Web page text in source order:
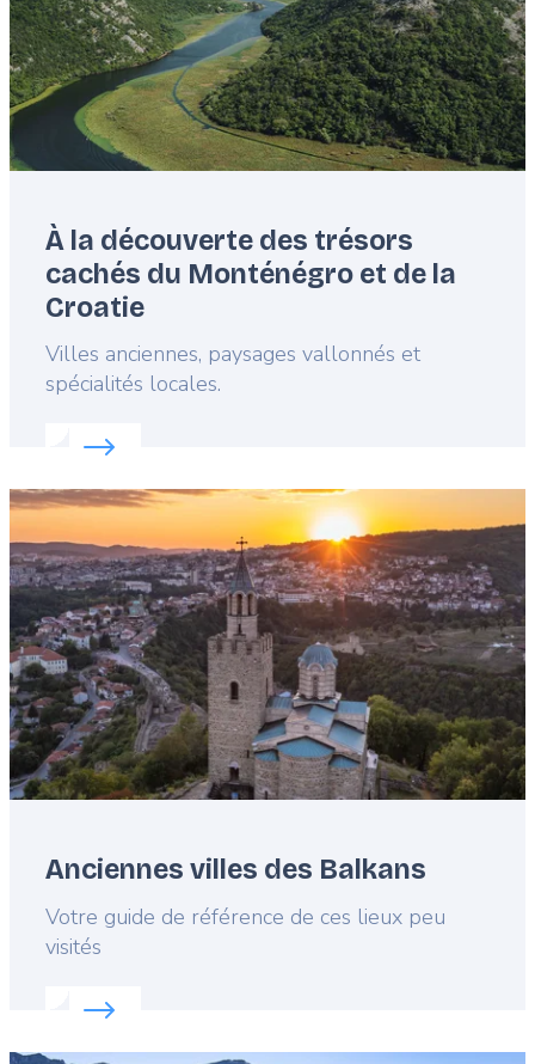
À la découverte des trésors
cachés du Monténégro et de la
Croatie
Lead
Villes anciennes, paysages vallonnés et
spécialités locales.
Read more about:
Featured
image
Anciennes villes des Balkans
Lead
Votre guide de référence de ces lieux peu
visités
Read more about: